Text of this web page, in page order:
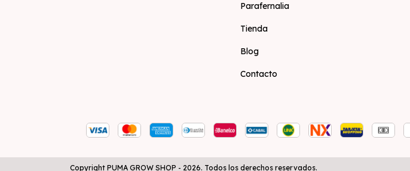
Parafernalia
Tienda
Blog
Contacto
Copyright PUMA GROW SHOP - 2026. Todos los derechos reservados.